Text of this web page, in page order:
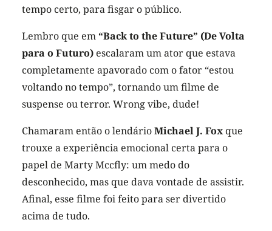
tempo certo, para fisgar o público.
Lembro que em “Back to the Future” (De Volta
para o Futuro)escalaram um ator que estava
completamente apavorado com o fator “estou
voltando no tempo”, tornando um filme de
suspense ou terror. Wrong vibe, dude!
Chamaram então o lendárioMichael J. Foxque
trouxe a experiência emocional certa para o
papel de Marty Mccfly: um medo do
desconhecido, mas que dava vontade de assistir.
Afinal, esse filme foi feito para ser divertido
acima de tudo.